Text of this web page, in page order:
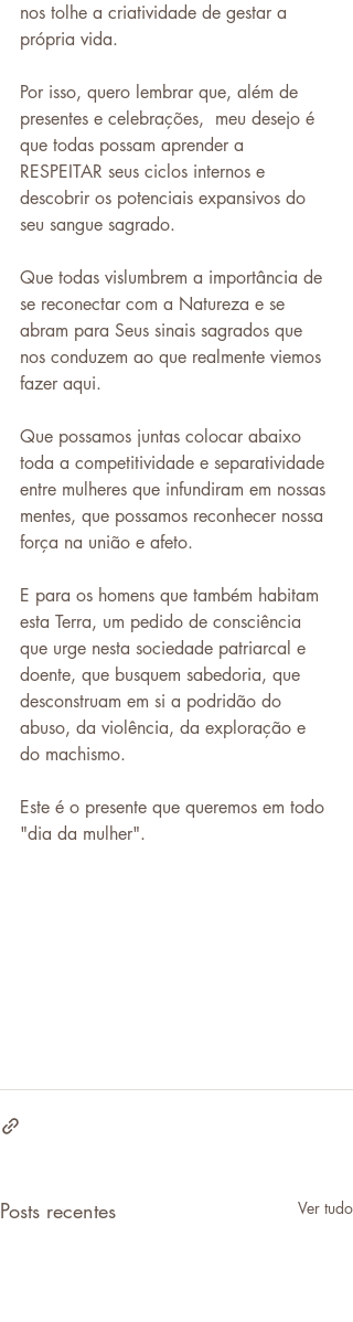
nos tolhe a criatividade de gestar a
própria vida.
Por isso, quero lembrar que, além de
presentes e celebrações,  meu desejo é
que todas possam aprender a
RESPEITAR seus ciclos internos e
descobrir os potenciais expansivos do
seu sangue sagrado.
Que todas vislumbrem a importância de
se reconectar com a Natureza e se
abram para Seus sinais sagrados que
nos conduzem ao que realmente viemos
fazer aqui.
Que possamos juntas colocar abaixo
toda a competitividade e separatividade
entre mulheres que infundiram em nossas
mentes, que possamos reconhecer nossa
força na união e afeto.
E para os homens que também habitam
esta Terra, um pedido de consciência
que urge nesta sociedade patriarcal e
doente, que busquem sabedoria, que
desconstruam em si a podridão do
abuso, da violência, da exploração e
do machismo.
Este é o presente que queremos em todo
"dia da mulher".
Posts recentes Ver tudo